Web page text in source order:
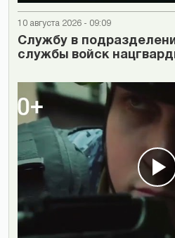
10 августа 2026 - 09:09
Cлужбу в
службы войск